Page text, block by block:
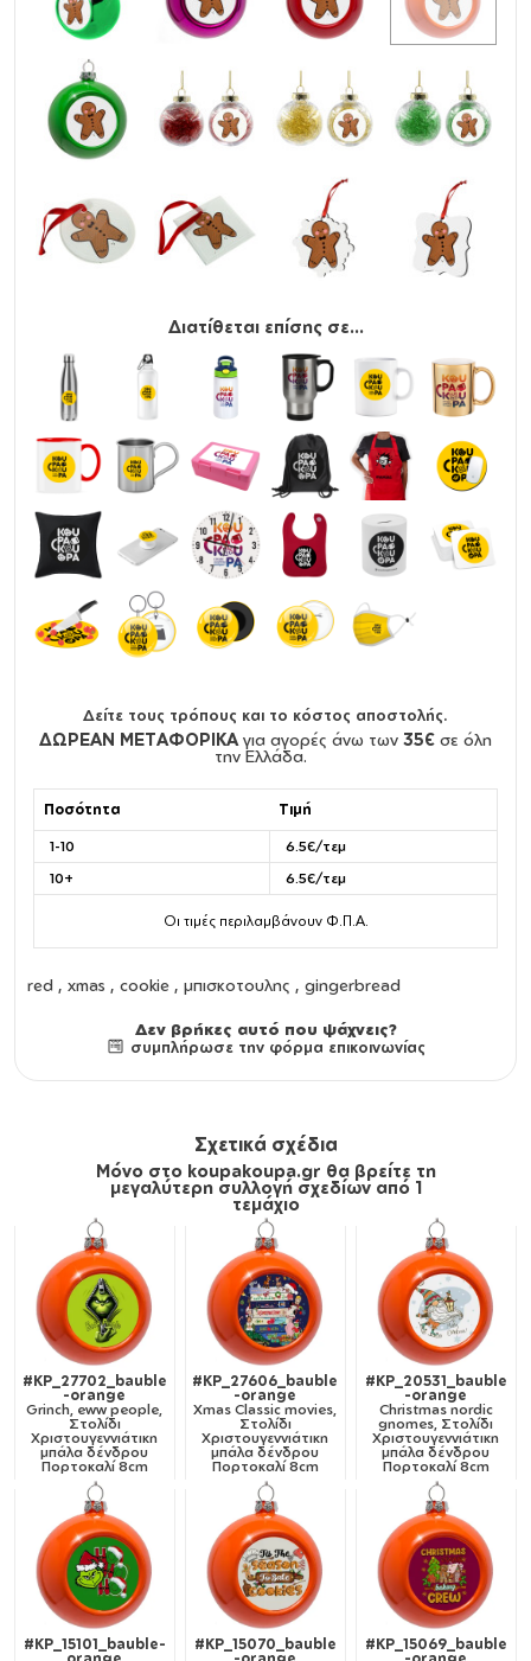
Διατίθεται επίσης σε...
Δείτε τους τρόπους και το κόστος αποστολής.
ΔΩΡΕΑΝ ΜΕΤΑΦΟΡΙΚΑ για αγορές άνω των 35€ σε όλη
την Ελλάδα.
Ποσότητα Τιμή
1-10
6.5€/τεμ
10+
6.5€/τεμ
Οι τιμές περιλαμβάνουν Φ.Π.Α.
red , xmas , cookie , μπισκοτουλης , gingerbread
Δεν βρήκες αυτό που ψάχνεις?
συμπλήρωσε την φόρμα επικοινωνίας
Σχετικά σχέδια
Μόνο στο koupakoupa.gr θα βρείτε τη
μεγαλύτερη συλλογή σχεδίων από 1
τεμάχιο
#KP_27702_bauble
-orange
Grinch, eww people,
Στολίδι
Χριστουγεννιάτικη
μπάλα δένδρου
Πορτοκαλί 8cm
#KP_27606_bauble
-orange
Xmas Classic movies,
Στολίδι
Χριστουγεννιάτικη
μπάλα δένδρου
Πορτοκαλί 8cm
#KP_20531_bauble
-orange
Christmas nordic
gnomes, Στολίδι
Χριστουγεννιάτικη
μπάλα δένδρου
Πορτοκαλί 8cm
#KP_15101_bauble-
#KP_15070_bauble
#KP_15069_bauble